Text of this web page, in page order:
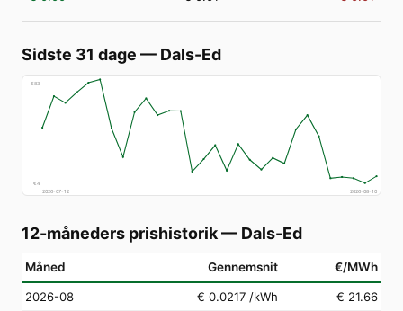
Sidste 31 dage — Dals-Ed
€83
€4
2026-07-12
2026-08-10
12-måneders prishistorik— Dals-Ed
Måned Gennemsnit €/MWh
2026-08 € 0.0217 /kWh
€ 21.66